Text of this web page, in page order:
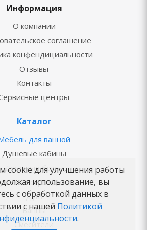
Информация
О компании
соглашение
конфендициальности
Отзывы
Контакты
центры
Каталог
для ванной
Душевые кабины
Душевые боксы
ограждения
Душ
Ванны
Смесители
cookie для улучшения работы
использование, вы
с обработкой данных в
с нашей Политикой
.